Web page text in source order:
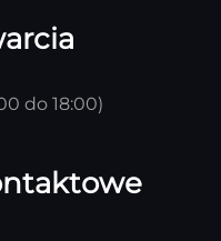
do 18:00)